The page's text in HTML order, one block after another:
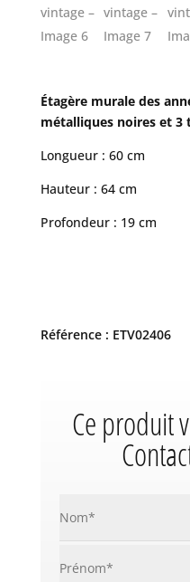
Étagère murale des
métalliques noires et 3
Longueur : 60 cm
Hauteur : 64 cm
Profondeur : 19 cm
Référence : ETV02406
Ce produit